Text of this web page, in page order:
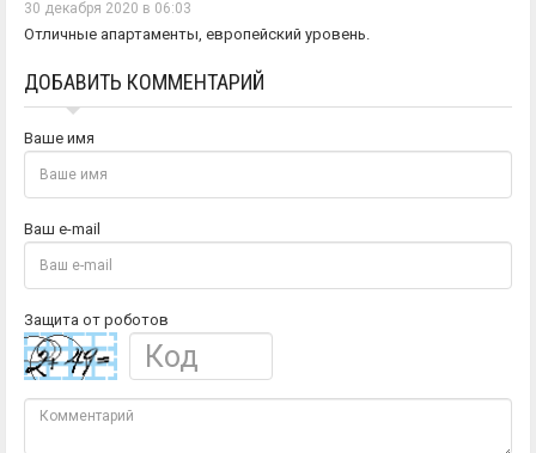
30 декабря 2020 в 06:03
Отличные апартаменты, европейский уровень.
ДОБАВИТЬ КОММЕНТАРИЙ
Ваше имя
Ваш e-mail
Защита от роботов